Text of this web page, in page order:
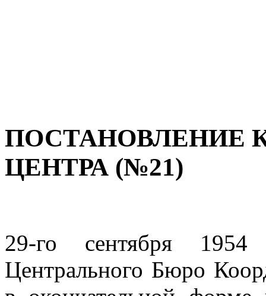
ПОСТАНОВЛЕНИЕ
ЦЕНТРА (№21)
29-го сентября 1954
Центрального Бюро